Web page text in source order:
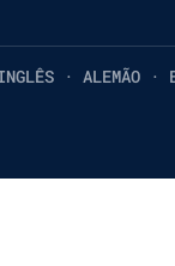
· ALEMÃO ·